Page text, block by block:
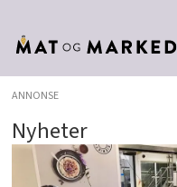
ANNONSE
Nyheter